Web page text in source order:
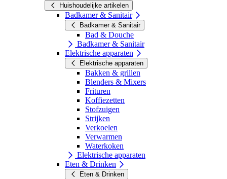
Huishoudelijke artikelen
Badkamer & Sanitair
Badkamer & Sanitair
Bad & Douche
Badkamer & Sanitair
Elektrische apparaten
Elektrische apparaten
Bakken & grillen
Blenders & Mixers
Frituren
Koffiezetten
Stofzuigen
Strijken
Verkoelen
Verwarmen
Waterkoken
Elektrische apparaten
Eten & Drinken
Eten & Drinken